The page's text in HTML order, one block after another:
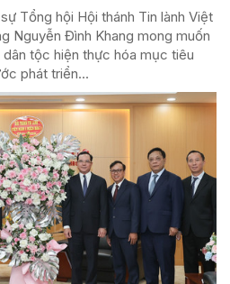
Tổng hội Hội thánh Tin lành Việt
Nguyễn Đình Khang mong muốn
tộc hiện thực hóa mục tiêu
phát triển...